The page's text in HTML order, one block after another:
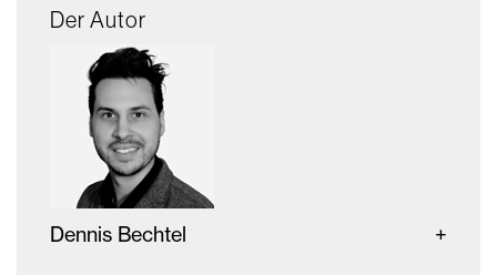
Der Autor
Dennis Bechtel